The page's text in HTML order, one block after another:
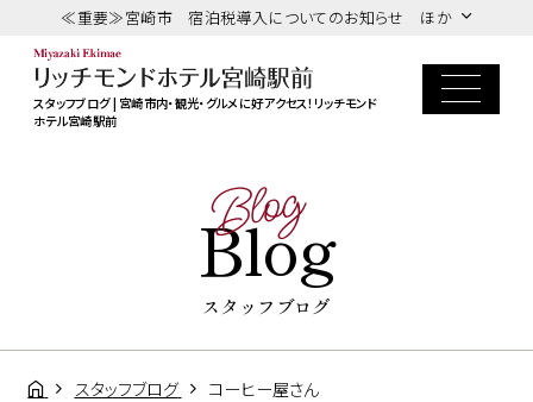
≪重要≫宮崎市 宿泊税導入についてのお知らせ ほか
スタッフブログ | 宮崎市内・観光・グルメに好アクセス！リッチモンド
ホテル宮崎駅前
Blog
Blog
スタッフブログ
スタッフブログ コーヒー屋さん